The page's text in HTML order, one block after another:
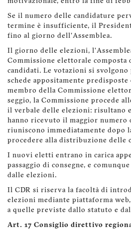
Se il numero delle candidature
termine è insufficiente, il
fino al giorno dell'Assemblea.
Il giorno delle elezioni,
Commissione elettorale composta
candidati. Le votazioni si
schede appositamente
membro della Commissione
seggio, la Commissione procede
il verbale delle elezioni: risultano
hanno ricevuto il maggior
riuniscono immediatamente dopo
procedere alla distribuzione delle
I nuovi eletti entrano in carica
passaggio di consegne, e
dalle elezioni.
Il CDR si riserva la facoltà di
elezioni mediante piattaforma
a quelle previste dallo statuto e
Art. 17 Consiglio direttivo